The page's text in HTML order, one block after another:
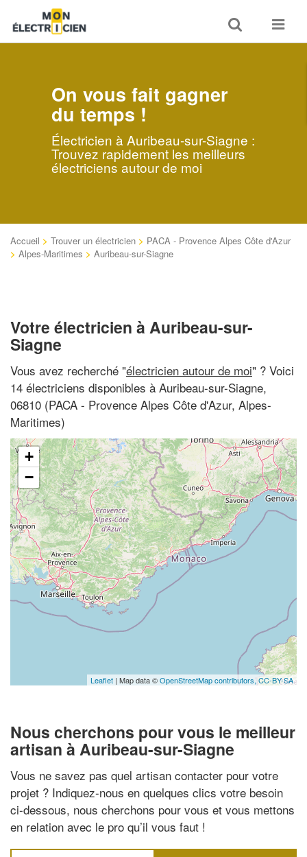
Toggle
search
Toggle
On vous fait gagner
du temps !
Électricien à Auribeau-sur-Siagne :
Trouvez rapidement les meilleurs
électriciens autour de moi
Accueil > Trouver un électricien > PACA - Provence Alpes Côte d'Azur
> Alpes-Maritimes > Auribeau-sur-Siagne
Votre électricien à Auribeau-sur-
Siagne
Vous avez recherché "électricien autour de moi" ? Voici
14 électriciens disponibles à Auribeau-sur-Siagne,
06810 (PACA - Provence Alpes Côte d'Azur, Alpes-
Maritimes)
+
−
Leaflet | Map data ©OpenStreetMap contributors, CC-BY-SA
Nous cherchons pour vous le meilleur
artisan à Auribeau-sur-Siagne
Vous ne savez pas quel artisan contacter pour votre
projet ? Indiquez-nous en quelques clics votre besoin
ci-dessous, nous cherchons pour vous et vous mettons
en relation avec le pro qu’il vous faut !